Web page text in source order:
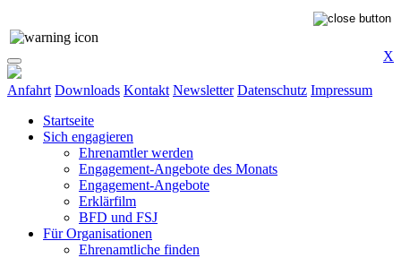
X
Anfahrt Downloads Kontakt Newsletter Datenschutz Impressum
Startseite
Sich engagieren
Ehrenamtler werden
Engagement-Angebote des Monats
Engagement-Angebote
Erklärfilm
BFD und FSJ
Für Organisationen
Ehrenamtliche finden